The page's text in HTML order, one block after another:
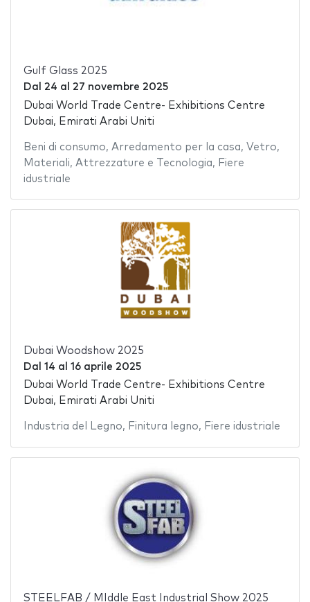
Gulf Glass 2025
Dal 24 al 27 novembre 2025
Dubai World Trade Centre- Exhibitions Centre
Dubai, Emirati Arabi Uniti
Beni di consumo, Arredamento per la casa, Vetro,
Materiali, Attrezzature e Tecnologia, Fiere
idustriale
Dubai Woodshow 2025
Dal 14 al 16 aprile 2025
Dubai World Trade Centre- Exhibitions Centre
Dubai, Emirati Arabi Uniti
Industria del Legno, Finitura legno, Fiere idustriale
STEELFAB / MIddle East Industrial Show 2025